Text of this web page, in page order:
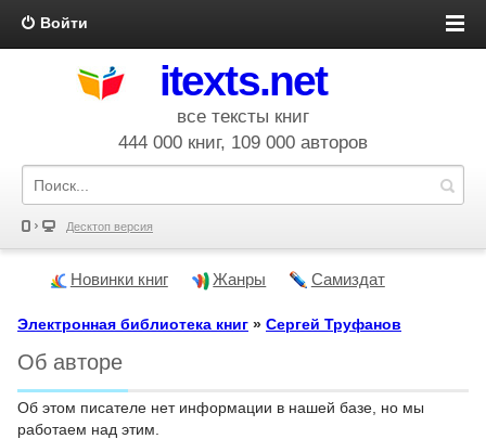
Войти
itexts.net
все тексты книг
444 000 книг, 109 000 авторов
Десктоп версия
Новинки книг Жанры Самиздат
Электронная библиотека книг » Сергей Труфанов
Об авторе
Об этом писателе нет информации в нашей базе, но мы
работаем над этим.